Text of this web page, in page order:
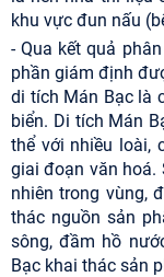
khu vực đun nấu
- Qua kết quả
phần giám định
di tích Mán Bạc là
biển. Di tích Mán
thể với nhiều loài,
giai đoạn văn hoá.
nhiên trong vùng,
thác nguồn sản
sông, đầm hồ
Bạc khai thác sản